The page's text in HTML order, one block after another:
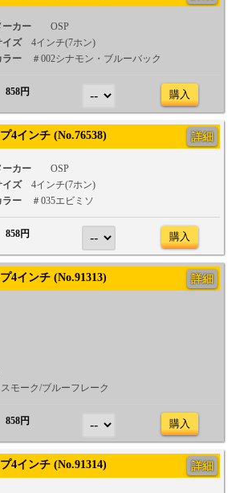
ーカー
OSP
イズ
4インチ(7ホン)
ラー
＃002シナモン・ブルーバック
858円 購入
4インチ (No.76538) 詳細
ーカー
OSP
イズ
4インチ(7ホン)
ラー
＃035エビミソ
858円 購入
4インチ (No.91313) 詳細
モーク/ブルーフレーク
858円 購入
4インチ (No.91314) 詳細